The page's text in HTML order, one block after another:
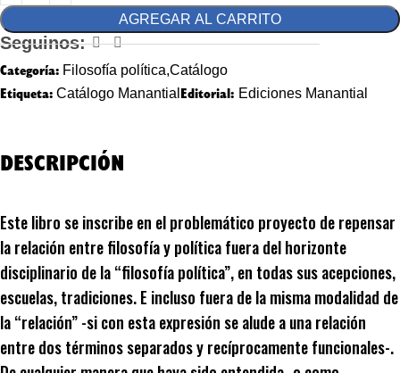
AGREGAR AL CARRITO
Seguinos:
Categoría: Filosofía política,Catálogo
Etiqueta: Catálogo Manantial Editorial: Ediciones Manantial
DESCRIPCIÓN
Este libro se inscribe en el problemático proyecto de repensar
la relación entre filosofía y política fuera del horizonte
disciplinario de la “filosofía política”, en todas sus acepciones,
escuelas, tradiciones. E incluso fuera de la misma modalidad de
la “relación” -si con esta expresión se alude a una relación
entre dos términos separados y recíprocamente funcionales-.